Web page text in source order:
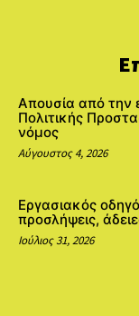
Απουσία από την
Πολιτικής
νόμος
Αύγουστος 4, 2026
Εργασιακός
προσλήψεις,
Ιούλιος 31, 2026